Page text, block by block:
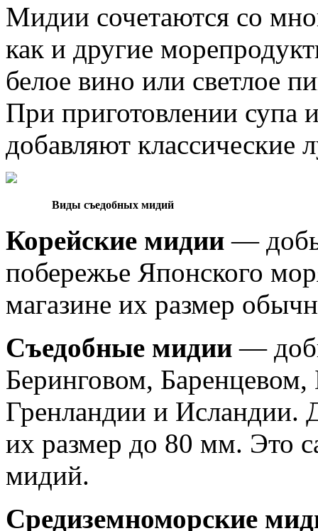
Мидии сочетаются со
как и другие
белое вино или светлое
При приготовлении супа
добавляют классические
Виды съедобных мидий
Корейские мидии—
побережье Японского
магазине их размер
Съедобные мидии—
Беринговом,
Гренландии и Исландии.
их размер до 80 мм. Это
мидий.
Средиземноморские